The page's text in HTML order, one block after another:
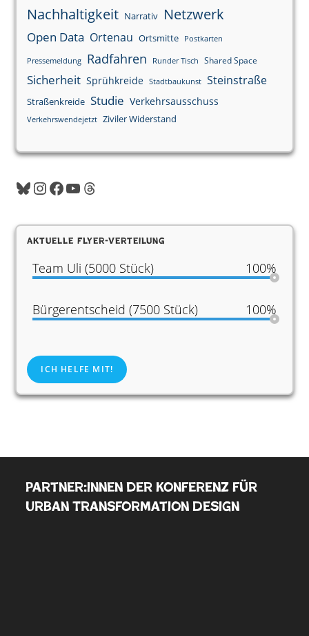
Nachhaltigkeit Narrativ Netzwerk
Open Data Ortenau Ortsmitte Postkarten
Pressemeldung Radfahren Runder Tisch Shared Space
Sicherheit Sprühkreide Stadtbaukunst Steinstraße
Straßenkreide Studie Verkehrsausschuss
Verkehrswendejetzt Ziviler Widerstand
BlueskyInstagram
Facebook
YouTubeThreads
Aktuelle Flyer-Verteilung
Team Uli (5000 Stück) 100%
Bürgerentscheid (7500 Stück) 100%
ICH HELFE MIT!
Partner:innen der Konferenz für
Urban Transformation Design